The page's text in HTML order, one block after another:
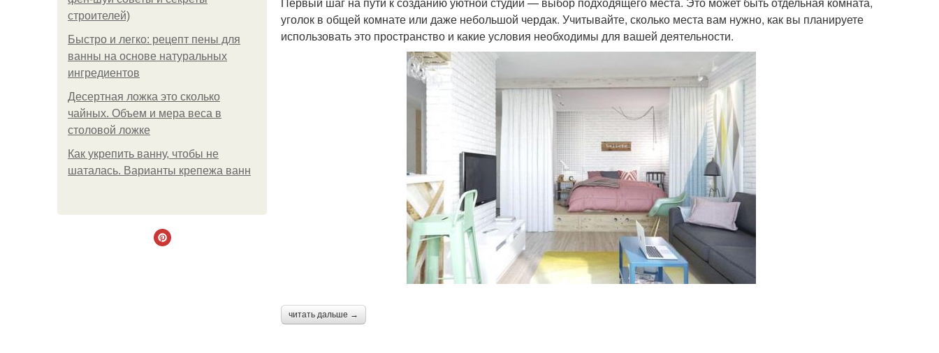
строителей)
Быстро и легко: рецепт пены для
ванны на основе натуральных
ингредиентов
Десертная ложка это сколько
чайных. Объем и мера веса в
столовой ложке
Как укрепить ванну, чтобы не
шаталась. Варианты крепежа ванн
уголок в общей комнате или даже небольшой чердак. Учитывайте, сколько места вам нужно, как вы планируете
использовать это пространство и какие условия необходимы для вашей деятельности.
читать дальше →